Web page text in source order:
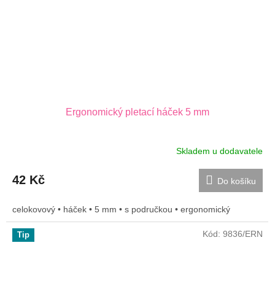
Ergonomický pletací háček 5 mm
Skladem u dodavatele
42 Kč Do košíku
celokovový • háček • 5 mm • s područkou • ergonomický
Tip Kód: 9836/ERN